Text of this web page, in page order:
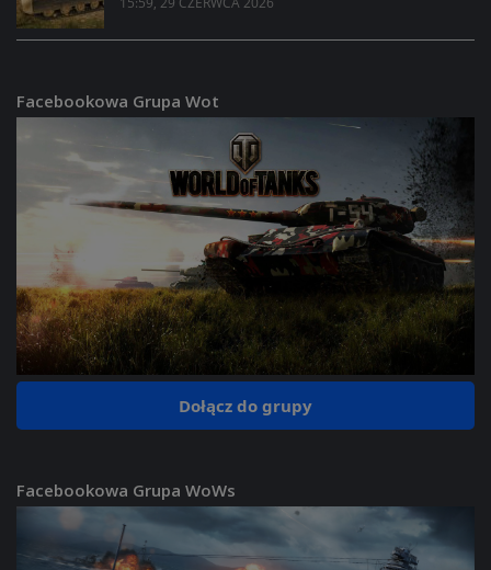
Facebookowa Grupa Wot
Dołącz do grupy
Facebookowa Grupa WoWs